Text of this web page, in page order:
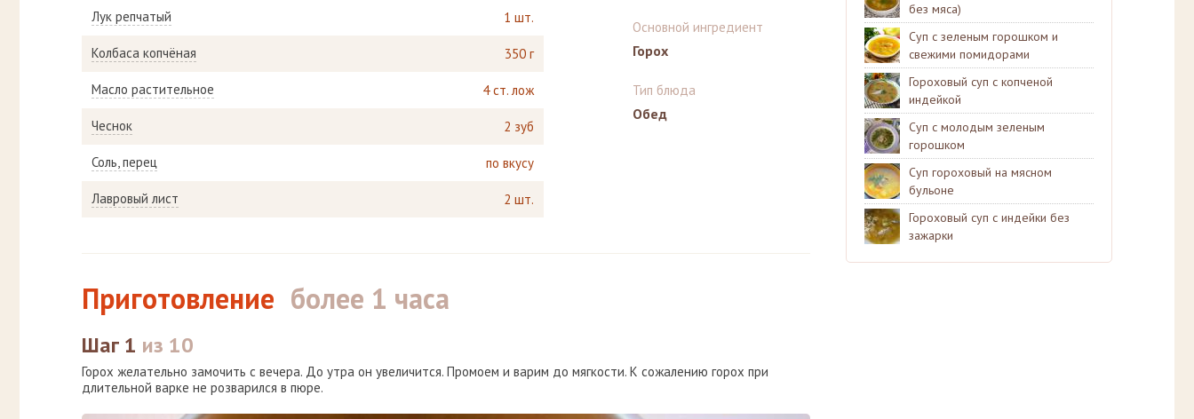
Лук репчатый 1 шт.
Колбаса копчёная 350 г
Масло растительное 4 ст. лож
Чеснок 2 зуб
Соль, перец по вкусу
Лавровый лист 2 шт.
Основной ингредиент
Горох
Тип блюда
Обед
Приготовление более 1 часа
Шаг 1 из 10
Горох желательно замочить с вечера. До утра он увеличится. Промоем и варим до мягкости. К сожалению горох при
длительной варке не розварился в пюре.
без мяса)
Суп с зеленым горошком и
свежими помидорами
Гороховый суп с копченой
индейкой
Суп с молодым зеленым
горошком
Суп гороховый на мясном
бульоне
Гороховый суп с индейки без
зажарки